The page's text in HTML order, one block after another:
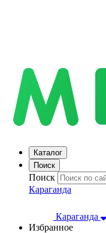
Каталог
Поиск
Поиск
Караганда
Караганда
Избранное